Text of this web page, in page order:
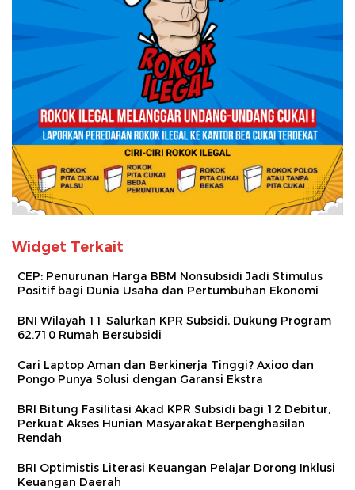
Widget Terkait
CEP: Penurunan Harga BBM Nonsubsidi Jadi Stimulus
Positif bagi Dunia Usaha dan Pertumbuhan Ekonomi
BNI Wilayah 11 Salurkan KPR Subsidi, Dukung Program
62.710 Rumah Bersubsidi
Cari Laptop Aman dan Berkinerja Tinggi? Axioo dan
Pongo Punya Solusi dengan Garansi Ekstra
BRI Bitung Fasilitasi Akad KPR Subsidi bagi 12 Debitur,
Perkuat Akses Hunian Masyarakat Berpenghasilan
Rendah
BRI Optimistis Literasi Keuangan Pelajar Dorong Inklusi
Keuangan Daerah